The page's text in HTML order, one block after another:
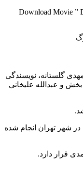
Download
نویسندگی
علیخانی
انجام شده
دارد.